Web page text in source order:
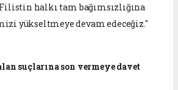
halkı tam bağımsızlığına
yükseltmeye devam edeceğiz."
suçlarına son vermeye davet